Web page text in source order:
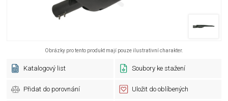
Obrázky pro tento produkt mají pouze ilustrativní charakter.
Katalogový list Soubory ke stažení
Přidat do porovnání Uložit do oblíbených